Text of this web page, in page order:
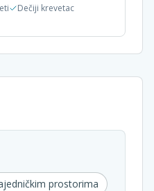
Dečiji krevetac
prostorima